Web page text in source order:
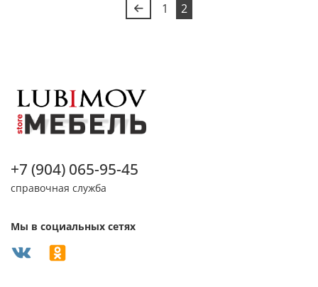
1 2
+7 (904) 065-95-45
справочная служба
Мы в социальных сетях